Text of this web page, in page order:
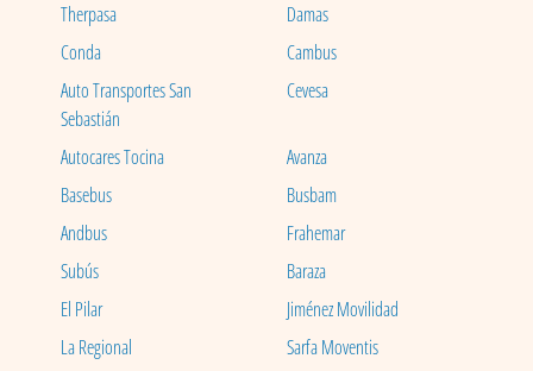
Therpasa
Damas
Conda
Cambus
Auto Transportes San
Sebastián
Cevesa
Autocares Tocina
Avanza
Basebus
Busbam
Andbus
Frahemar
Subús
Baraza
El Pilar
Jiménez Movilidad
La Regional
Sarfa Moventis